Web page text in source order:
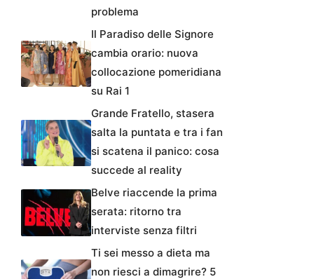
problema
Il Paradiso delle Signore
cambia orario: nuova
collocazione pomeridiana
su Rai 1
Grande Fratello, stasera
salta la puntata e tra i fan
si scatena il panico: cosa
succede al reality
Belve riaccende la prima
serata: ritorno tra
interviste senza filtri
Ti sei messo a dieta ma
non riesci a dimagrire? 5